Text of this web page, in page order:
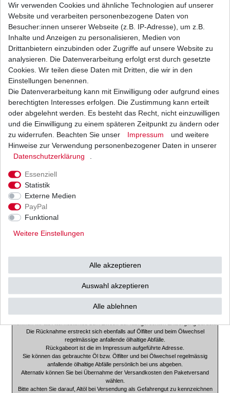
NeuerÖlfilter
aus dem Zubehör in
Erstausrüsterqualität
HONDA
VF750 C Magna
Typ: RC43
Baujahr: 1993 - 2000
Sie erhalten bei uns nur hochwertige Filter in Erstausrüsterqualität.
Je nach Liefermöglichkeit versenden wir ausschließlich Filter von
unserer eigenen Herstellung oder Hiflo.
So ist für Sie eine gleichbleibende Qualität garantiert.
Und wir sind sicher dass unsere Kunden zufrieden sind.
Achtung!!!!!Hinweis zur Altölentsorgung gem. Altölverordnung.
Die bei uns von Endverbrauchern erworbene Menge an Verbrennungsmotoren-
oder Getriebeöl
nehmen wir als Altöl kostenlos zum Zweck der fachgerechten Entsorgung zurück.
Die Rücknahme erstreckt sich ebenfalls auf Ölfilter und beim Ölwechsel
regelmässige anfallende ölhaltige Abfälle.
Rückgabeort ist die im Impressum aufgeführte Adresse.
Sie können das gebrauchte Öl bzw. Ölfilter und bei Ölwechsel regelmässig
anfallende ölhaltige Abfälle persönlich bei uns abgeben.
Alternativ können Sie bei Übernahme der Versandkosten den Paketversand
wählen.
Bitte achten Sie darauf, Altöl bei Versendung als Gefahrengut zu kennzeichnen
Wir verwenden Cookies und ähnliche Technologien auf unserer
Website und verarbeiten personenbezogene Daten von
Besucher:innen unserer Webseite (z.B. IP-Adresse), um z.B.
Inhalte und Anzeigen zu personalisieren, Medien von
Drittanbietern einzubinden oder Zugriffe auf unsere Website zu
analysieren. Die Datenverarbeitung erfolgt erst durch gesetzte
Cookies. Wir teilen diese Daten mit Dritten, die wir in den
Einstellungen benennen.
Die Datenverarbeitung kann mit Einwilligung oder aufgrund eines
berechtigten Interesses erfolgen. Die Zustimmung kann erteilt
oder abgelehnt werden. Es besteht das Recht, nicht einzuwilligen
und die Einwilligung zu einem späteren Zeitpunkt zu ändern oder
zu widerrufen. Beachten Sie unser
Impressum
und weitere
Hinweise zur Verwendung personenbezogener Daten in unserer
Daten­schutz­erklärung
Essenziell
Statistik
Externe Medien
PayPal
Funktional
Weitere Einstellungen
Alle akzeptieren
Auswahl akzeptieren
Alle ablehnen